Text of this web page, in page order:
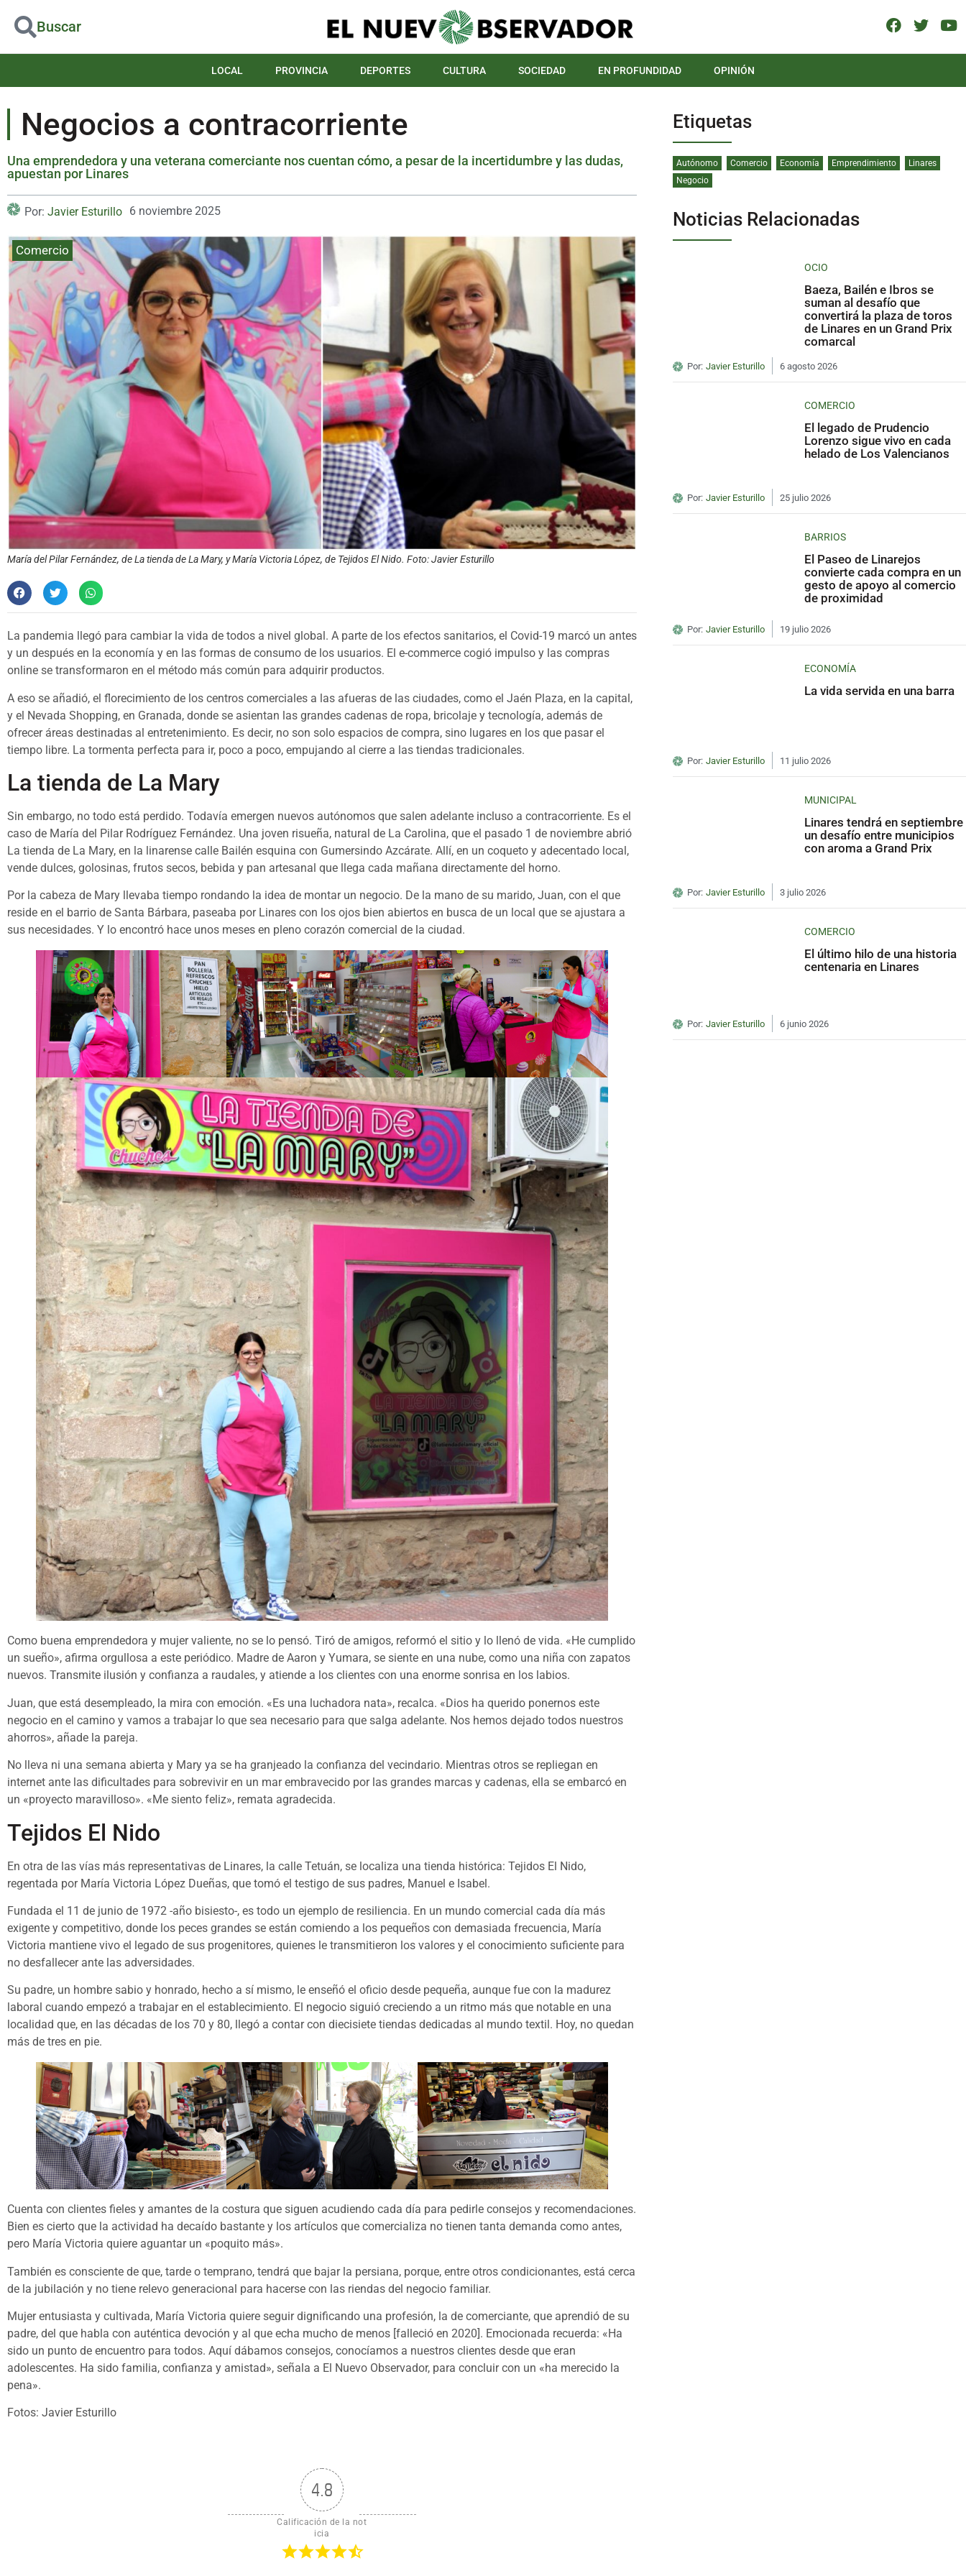
Buscar
LOCAL PROVINCIA DEPORTES CULTURA SOCIEDAD EN PROFUNDIDAD OPINIÓN
Negocios a contracorriente
Una emprendedora y una veterana comerciante nos cuentan cómo, a pesar de la incertidumbre y las dudas,
apuestan por Linares
Por: Javier Esturillo 6 noviembre 2025
Comercio
María del Pilar Fernández, de La tienda de La Mary, y María Victoria López, de Tejidos El Nido. Foto: Javier Esturillo
La pandemia llegó para cambiar la vida de todos a nivel global. A parte de los efectos sanitarios, el Covid-19 marcó un antes
y un después en la economía y en las formas de consumo de los usuarios. El e-commerce cogió impulso y las compras
online se transformaron en el método más común para adquirir productos.
A eso se añadió, el florecimiento de los centros comerciales a las afueras de las ciudades, como el Jaén Plaza, en la capital,
y el Nevada Shopping, en Granada, donde se asientan las grandes cadenas de ropa, bricolaje y tecnología, además de
ofrecer áreas destinadas al entretenimiento. Es decir, no son solo espacios de compra, sino lugares en los que pasar el
tiempo libre. La tormenta perfecta para ir, poco a poco, empujando al cierre a las tiendas tradicionales.
La tienda de La Mary
Sin embargo, no todo está perdido. Todavía emergen nuevos autónomos que salen adelante incluso a contracorriente. Es el
caso de María del Pilar Rodríguez Fernández. Una joven risueña, natural de La Carolina, que el pasado 1 de noviembre abrió
La tienda de La Mary, en la linarense calle Bailén esquina con Gumersindo Azcárate. Allí, en un coqueto y adecentado local,
vende dulces, golosinas, frutos secos, bebida y pan artesanal que llega cada mañana directamente del horno.
Por la cabeza de Mary llevaba tiempo rondando la idea de montar un negocio. De la mano de su marido, Juan, con el que
reside en el barrio de Santa Bárbara, paseaba por Linares con los ojos bien abiertos en busca de un local que se ajustara a
sus necesidades. Y lo encontró hace unos meses en pleno corazón comercial de la ciudad.
Como buena emprendedora y mujer valiente, no se lo pensó. Tiró de amigos, reformó el sitio y lo llenó de vida. «He cumplido
un sueño», afirma orgullosa a este periódico. Madre de Aaron y Yumara, se siente en una nube, como una niña con zapatos
nuevos. Transmite ilusión y confianza a raudales, y atiende a los clientes con una enorme sonrisa en los labios.
Juan, que está desempleado, la mira con emoción. «Es una luchadora nata», recalca. «Dios ha querido ponernos este
negocio en el camino y vamos a trabajar lo que sea necesario para que salga adelante. Nos hemos dejado todos nuestros
ahorros», añade la pareja.
No lleva ni una semana abierta y Mary ya se ha granjeado la confianza del vecindario. Mientras otros se repliegan en
internet ante las dificultades para sobrevivir en un mar embravecido por las grandes marcas y cadenas, ella se embarcó en
un «proyecto maravilloso». «Me siento feliz», remata agradecida.
Tejidos El Nido
En otra de las vías más representativas de Linares, la calle Tetuán, se localiza una tienda histórica: Tejidos El Nido,
regentada por María Victoria López Dueñas, que tomó el testigo de sus padres, Manuel e Isabel.
Fundada el 11 de junio de 1972 -año bisiesto-, es todo un ejemplo de resiliencia. En un mundo comercial cada día más
exigente y competitivo, donde los peces grandes se están comiendo a los pequeños con demasiada frecuencia, María
Victoria mantiene vivo el legado de sus progenitores, quienes le transmitieron los valores y el conocimiento suficiente para
no desfallecer ante las adversidades.
Su padre, un hombre sabio y honrado, hecho a sí mismo, le enseñó el oficio desde pequeña, aunque fue con la madurez
laboral cuando empezó a trabajar en el establecimiento. El negocio siguió creciendo a un ritmo más que notable en una
localidad que, en las décadas de los 70 y 80, llegó a contar con diecisiete tiendas dedicadas al mundo textil. Hoy, no quedan
más de tres en pie.
Cuenta con clientes fieles y amantes de la costura que siguen acudiendo cada día para pedirle consejos y recomendaciones.
Bien es cierto que la actividad ha decaído bastante y los artículos que comercializa no tienen tanta demanda como antes,
pero María Victoria quiere aguantar un «poquito más».
También es consciente de que, tarde o temprano, tendrá que bajar la persiana, porque, entre otros condicionantes, está cerca
de la jubilación y no tiene relevo generacional para hacerse con las riendas del negocio familiar.
Mujer entusiasta y cultivada, María Victoria quiere seguir dignificando una profesión, la de comerciante, que aprendió de su
padre, del que habla con auténtica devoción y al que echa mucho de menos [falleció en 2020]. Emocionada recuerda: «Ha
sido un punto de encuentro para todos. Aquí dábamos consejos, conocíamos a nuestros clientes desde que eran
adolescentes. Ha sido familia, confianza y amistad», señala a El Nuevo Observador, para concluir con un «ha merecido la
pena».
Fotos: Javier Esturillo
4.8
Calificación de la not
icia
Etiquetas
Autónomo Comercio Economía Emprendimiento
Linares
Negocio
Noticias Relacionadas
OCIO
Baeza, Bailén e Ibros se
suman al desafío que
convertirá la plaza de toros
de Linares en un Grand Prix
comarcal
Por: Javier Esturillo 6 agosto 2026
COMERCIO
El legado de Prudencio
Lorenzo sigue vivo en cada
helado de Los Valencianos
Por: Javier Esturillo 25 julio 2026
BARRIOS
El Paseo de Linarejos
convierte cada compra en un
gesto de apoyo al comercio
de proximidad
Por: Javier Esturillo 19 julio 2026
ECONOMÍA
La vida servida en una barra
Por: Javier Esturillo 11 julio 2026
MUNICIPAL
Linares tendrá en septiembre
un desafío entre municipios
con aroma a Grand Prix
Por: Javier Esturillo 3 julio 2026
COMERCIO
El último hilo de una historia
centenaria en Linares
Por: Javier Esturillo 6 junio 2026